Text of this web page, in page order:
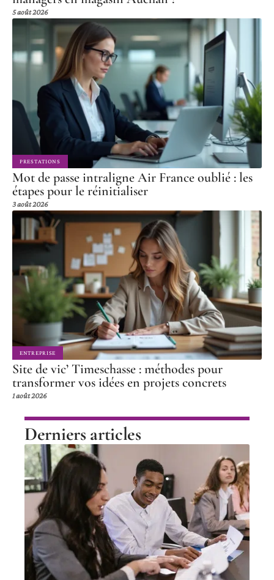
5 août 2026
PRESTATIONS
Mot de passe intraligne Air France oublié : les
étapes pour le réinitialiser
3 août 2026
ENTREPRISE
Site de vic’ Timeschasse : méthodes pour
transformer vos idées en projets concrets
1 août 2026
Derniers articles